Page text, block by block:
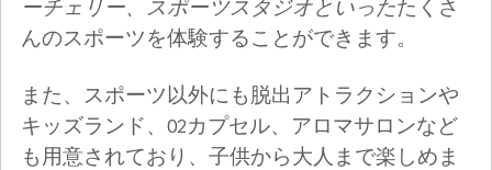
ーチェリー、スポーツスタジオといったたくさ
んのスポーツを体験することができます。
また、スポーツ以外にも脱出アトラクションや
キッズランド、O2カプセル、アロマサロンなど
も用意されており、子供から大人まで楽しめま